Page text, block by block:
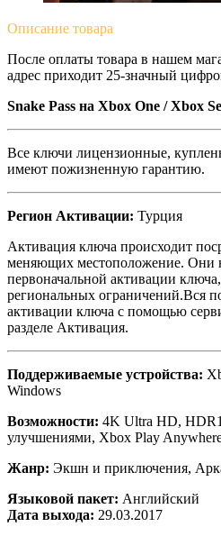
Описание товара
После оплаты товара в нашем
адрес приходит 25-значный
Snake Pass на Xbox One / Xbox
Все ключи лицензионные,
имеют пожизненную гарантию.
Регион Активации: Турция
Активация ключа происходит
меняющих местоположение. Они
первоначальной активации
региональных ограничений.Вся
активации ключа с помощью
разделе Активация.
Поддерживаемые устройства:
Windows
Возможности: 4K Ultra HD,
улучшениями, Xbox Play
Жанр: Экшн и приключения,
Языковой пакет: Английский
Дата выхода: 29.03.2017